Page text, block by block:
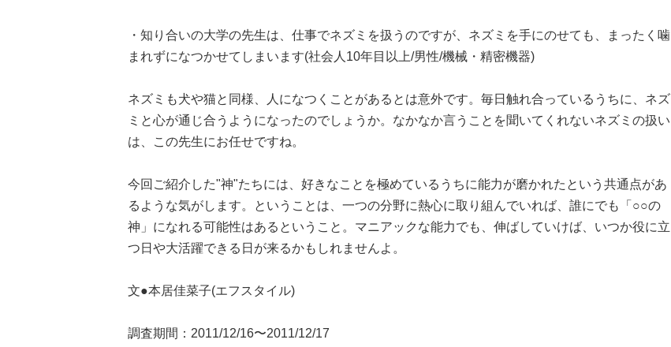
・知り合いの大学の先生は、仕事でネズミを扱うのですが、ネズミを手にのせても、まったく噛
まれずになつかせてしまいます(社会人10年目以上/男性/機械・精密機器)
ネズミも犬や猫と同様、人になつくことがあるとは意外です。毎日触れ合っているうちに、ネズ
ミと心が通じ合うようになったのでしょうか。なかなか言うことを聞いてくれないネズミの扱い
は、この先生にお任せですね。
今回ご紹介した"神"たちには、好きなことを極めているうちに能力が磨かれたという共通点があ
るような気がします。ということは、一つの分野に熱心に取り組んでいれば、誰にでも「○○の
神」になれる可能性はあるということ。マニアックな能力でも、伸ばしていけば、いつか役に立
つ日や大活躍できる日が来るかもしれませんよ。
文●本居佳菜子(エフスタイル)
調査期間：2011/12/16〜2011/12/17